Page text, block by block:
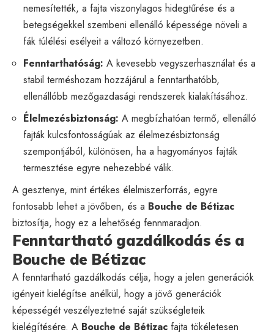
nemesítették, a fajta viszonylagos hidegtűrése és a
betegségekkel szembeni ellenálló képessége növeli a
fák túlélési esélyeit a változó környezetben.
Fenntarthatóság: A kevesebb vegyszerhasználat és a
stabil terméshozam hozzájárul a fenntarthatóbb,
ellenállóbb mezőgazdasági rendszerek kialakításához.
Élelmezésbiztonság: A megbízhatóan termő, ellenálló
fajták kulcsfontosságúak az élelmezésbiztonság
szempontjából, különösen, ha a hagyományos fajták
termesztése egyre nehezebbé válik.
A gesztenye, mint értékes élelmiszerforrás, egyre
fontosabb lehet a jövőben, és a Bouche de Bétizac
biztosítja, hogy ez a lehetőség fennmaradjon.
Fenntartható gazdálkodás és a
Bouche de Bétizac
A fenntartható gazdálkodás célja, hogy a jelen generációk
igényeit kielégítse anélkül, hogy a jövő generációk
képességét veszélyeztetné saját szükségleteik
kielégítésére. A Bouche de Bétizac fajta tökéletesen